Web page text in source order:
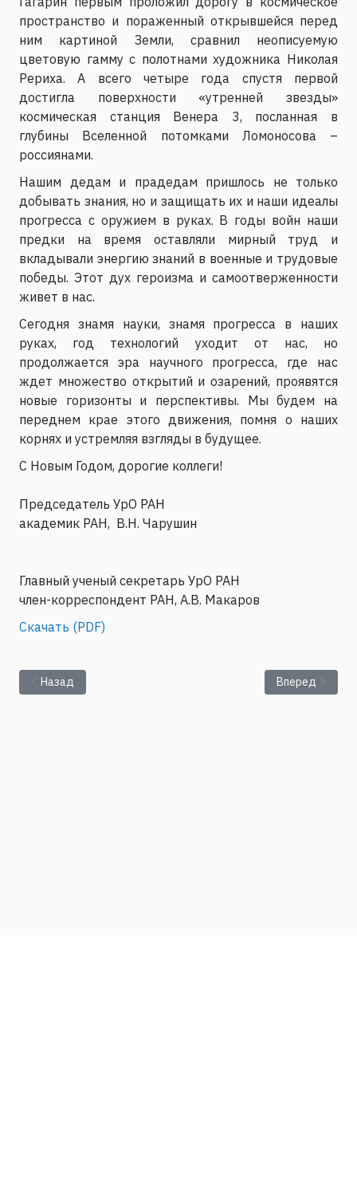
пространство и пораженный открывшейся перед
ним картиной Земли, сравнил неописуемую
цветовую гамму с полотнами художника Николая
Рериха. А всего четыре года спустя первой
достигла поверхности «утренней звезды»
космическая станция Венера 3, посланная в
глубины Вселенной потомками Ломоносова –
россиянами.
Нашим дедам и прадедам пришлось не только
добывать знания, но и защищать их и наши идеалы
прогресса с оружием в руках. В годы войн наши
предки на время оставляли мирный труд и
вкладывали энергию знаний в военные и трудовые
победы. Этот дух героизма и самоотверженности
живет в нас.
Сегодня знамя науки, знамя прогресса в наших
руках, год технологий уходит от нас, но
продолжается эра научного прогресса, где нас
ждет множество открытий и озарений, проявятся
новые горизонты и перспективы. Мы будем на
переднем крае этого движения, помня о наших
корнях и устремляя взгляды в будущее.
С Новым Годом, дорогие коллеги!
Председатель УрО РАН
академик РАН, В.Н. Чарушин
Главный ученый секретарь УрО РАН
член-корреспондент РАН, А.В. Макаров
Скачать (PDF)
Предыдущий: Стипендиат России
Назад Следующий:
Вперед